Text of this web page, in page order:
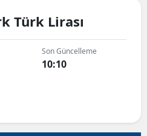
Türk Lirası
Son Güncelleme
10:10